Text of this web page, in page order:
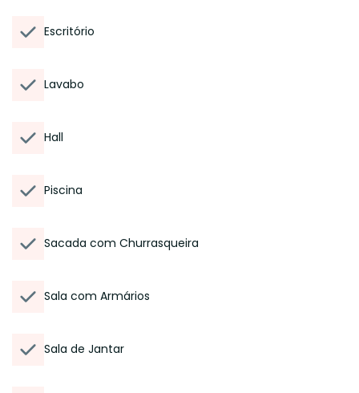
Escritório
Lavabo
Hall
Piscina
Sacada com Churrasqueira
Sala com Armários
Sala de Jantar